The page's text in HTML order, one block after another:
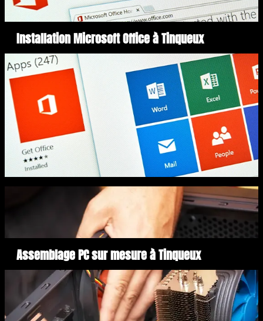
Installation Microsoft Office à Tinqueux
Assemblage PC sur mesure à Tinqueux